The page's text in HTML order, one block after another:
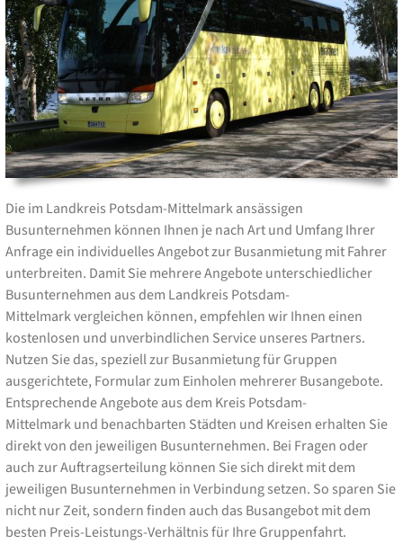
Die im Landkreis Potsdam-Mittelmark ansässigen
Busunternehmen können Ihnen je nach Art und Umfang Ihrer
Anfrage ein individuelles Angebot zur Busanmietung mit Fahrer
unterbreiten. Damit Sie mehrere Angebote unterschiedlicher
Busunternehmen aus dem Landkreis Potsdam-
Mittelmark vergleichen können, empfehlen wir Ihnen einen
kostenlosen und unverbindlichen Service unseres Partners.
Nutzen Sie das, speziell zur Busanmietung für Gruppen
ausgerichtete, Formular zum Einholen mehrerer Busangebote.
Entsprechende Angebote aus dem Kreis Potsdam-
Mittelmark und benachbarten Städten und Kreisen erhalten Sie
direkt von den jeweiligen Busunternehmen. Bei Fragen oder
auch zur Auftragserteilung können Sie sich direkt mit dem
jeweiligen Busunternehmen in Verbindung setzen. So sparen Sie
nicht nur Zeit, sondern finden auch das Busangebot mit dem
besten Preis-Leistungs-Verhältnis für Ihre Gruppenfahrt.